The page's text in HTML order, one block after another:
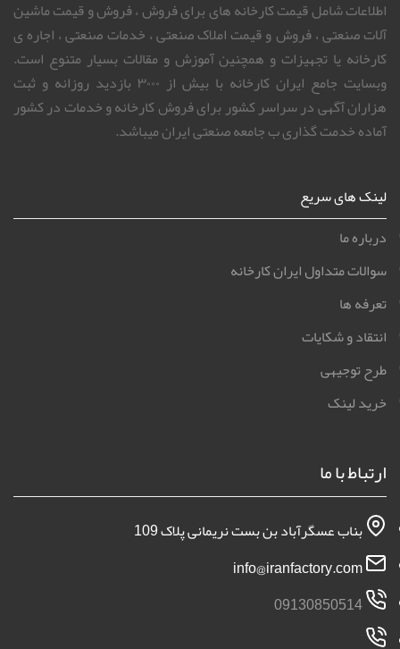
اطلاعات شامل قیمت کارخانه های برای فروش ، فروش و قیمت ماشین
آلات صنعتی ، فروش و قیمت املاک صنعتی ، خدمات صنعتی ، اجاره ی
کارخانه یا تجهیزات و همچنین آموزش و مقالات بسیار متنوع است.
وبسایت جامع ایران کارخانه با بیش از ۳۰۰۰ بازدید روزانه و ثبت
هزاران آگهی در سراسر کشور برای فروش کارخانه و خدمات در کشور
آماده خدمت گذاری ب جامعه صنعتی ایران میباشد.
لینک های سریع
درباره ما
سوالات متداول ایران کارخانه
تعرفه ها
انتقاد و شکایات
طرح توجیهی
خرید لینک
ارتباط با ما
بناب عسگرآباد بن بست نریمانی پلاک 109
09130850514